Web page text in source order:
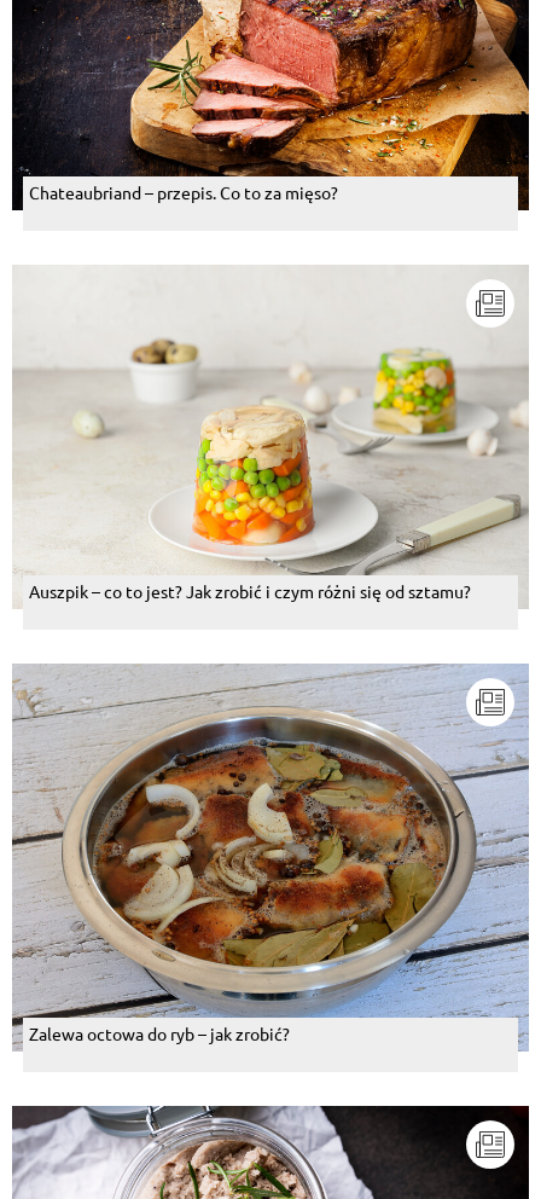
Chateaubriand – przepis. Co to za mięso?
Auszpik – co to jest? Jak zrobić i czym różni się od sztamu?
Zalewa octowa do ryb – jak zrobić?